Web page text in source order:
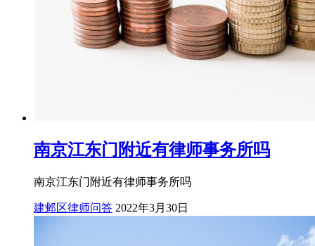
南京江东门附近有律师事务所吗
南京江东门附近有律师事务所吗
建邺区律师问答 2022年3月30日